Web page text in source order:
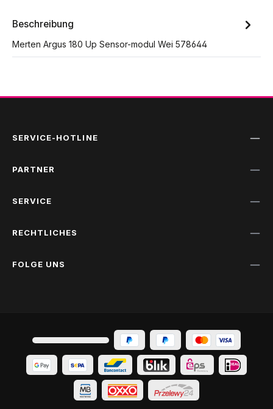
Beschreibung
Merten Argus 180 Up Sensor-modul Wei 578644
SERVICE-HOTLINE
PARTNER
SERVICE
RECHTLICHES
FOLGE UNS